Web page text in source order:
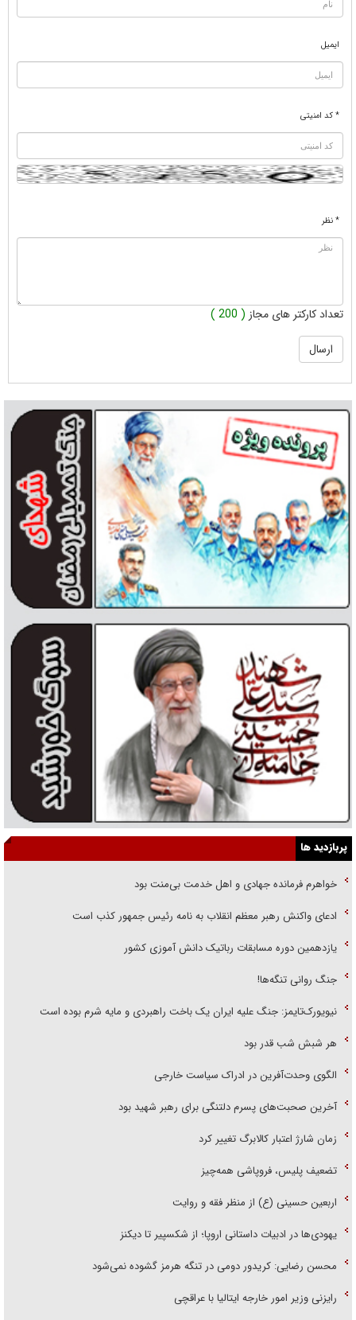
ایمیل
* کد امنیتی
* نظر
تعداد کارکتر های مجاز ( 200 )
پربازدید ها
خواهرم فرمانده جهادی و اهل خدمت بی‌منت بود
ادعای واکنش رهبر معظم انقلاب به نامه رئیس جمهور کذب است
یازدهمین دوره مسابقات رباتیک دانش آموزی کشور
جنگ روانی تنگه‌ها!
نیویورک‌تایمز: جنگ علیه ایران یک باخت راهبردی و مایه شرم بوده است
هر شبش شب قدر بود
الگوی وحدت‌آفرین در ادراک سیاست خارجی
آخرین صحبت‌های پسرم دلتنگی برای رهبر شهید بود
زمان شارژ اعتبار کالابرگ تغییر کرد
تضعیف پلیس، فروپاشی همه‌چیز
اربعین حسینی (ع) از منظر فقه و روایت
یهودی‌ها در ادبیات داستانی اروپا؛ از شکسپیر تا دیکنز
محسن رضایی: کریدور دومی در تنگه هرمز گشوده نمی‌شود
رایزنی وزیر امور خارجه ایتالیا با عراقچی